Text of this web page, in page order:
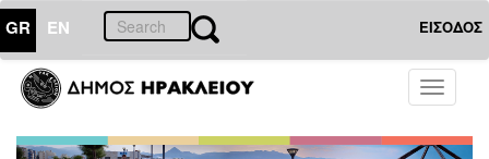
GR EN ΕΙΣΟΔΟΣ
Toggle
ΔΗΜΟΣ
Δήμαρχος